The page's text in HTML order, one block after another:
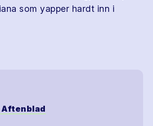
som yapper hardt inn i